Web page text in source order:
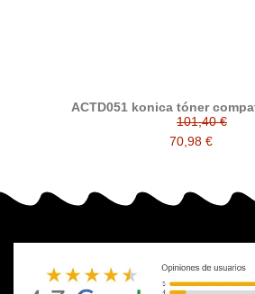
ACTD051 konica tóner
101,40 €
70,98 €